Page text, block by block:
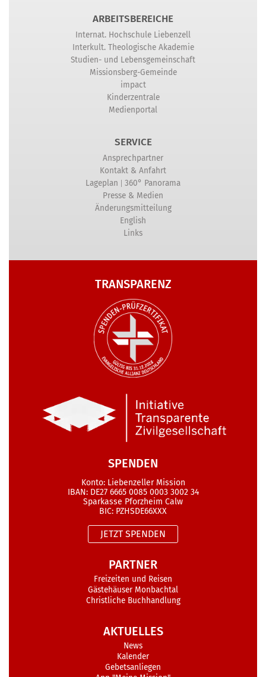
ARBEITSBEREICHE
Internat. Hochschule Liebenzell
Interkult. Theologische Akademie
Studien- und Lebensgemeinschaft
Missionsberg-Gemeinde
impact
Kinderzentrale
Medienportal
SERVICE
Ansprechpartner
Kontakt & Anfahrt
Lageplan | 360° Panorama
Presse & Medien
Änderungsmitteilung
English
Links
TRANSPARENZ
SPENDEN
Konto: Liebenzeller Mission
IBAN: DE27 6665 0085 0003 3002 34
Sparkasse Pforzheim Calw
BIC: PZHSDE66XXX
JETZT SPENDEN
PARTNER
Freizeiten und Reisen
Gästehäuser Monbachtal
Christliche Buchhandlung
AKTUELLES
News
Kalender
Gebetsanliegen